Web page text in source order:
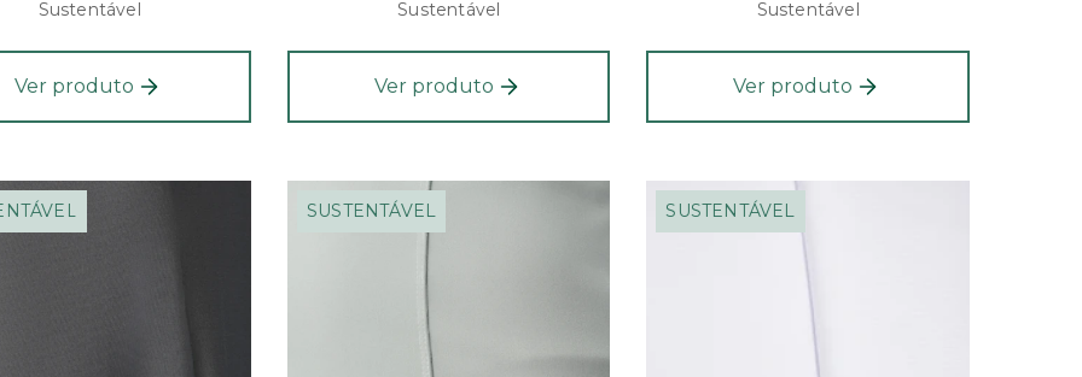
Sustentável
Ver produto
Sustentável
Ver produto
Sustentável
Ver produto
SUSTENTÁVEL SUSTENTÁVEL